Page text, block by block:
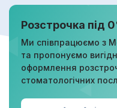
Розстрочка під
Ми співпрацюємо з
та пропонуємо
оформлення
стоматологічних